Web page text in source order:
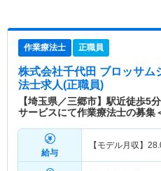
作業療法士 正職員
株式会社千代田 ブロッサム
法士求人(正職員)
【埼玉県／三郷市】駅近徒歩5
サービスにて作業療法士の募集
給与
【モデル月収】